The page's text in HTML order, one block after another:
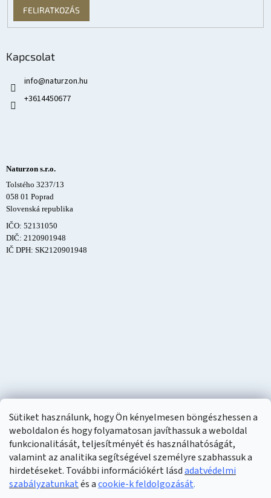
Sütiket használunk, hogy Ön kényelmesen böngészhessen a
weboldalon és hogy folyamatosan javíthassuk a weboldal
funkcionalitását, teljesítményét és használhatóságát,
valamint az analitika segítségével személyre szabhassuk a
hirdetéseket. További információkért lásdadatvédelmi
szabályzatunkatés acookie-k feldolgozását.
FELIRATKOZÁS
Kapcsolat
info@naturzon.hu
+3614450677
Naturzon s.r.o.
Tolstého 3237/13
058 01 Poprad
Slovenská republika
IČO: 52131050
DIČ: 2120901948
IČ DPH: SK2120901948